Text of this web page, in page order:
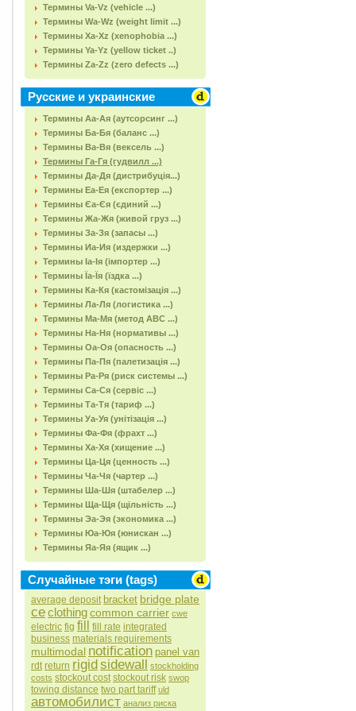
Термины Va-Vz (vehicle ...)
Термины Wa-Wz (weight limit ...)
Термины Xa-Xz (xenophobia ...)
Термины Ya-Yz (yellow ticket ..)
Термины Za-Zz (zero defects ...)
Русские и украинские
Термины Аа-Ая (аутсорсинг ...)
Термины Ба-Бя (баланс ...)
Термины Ва-Вя (вексель ...)
Термины Га-Гя (гудвилл ...)
Термины Да-Дя (дистрибуція...)
Термины Еа-Ея (експортер ...)
Термины Єа-Єя (єдиний ...)
Термины Жа-Жя (живой груз ...)
Термины За-Зя (запасы ...)
Термины Иа-Ия (издержки ...)
Термины Іа-Ія (імпортер ...)
Термины Їа-Їя (їздка ...)
Термины Ка-Кя (кастомізація ...)
Термины Ла-Ля (логистика ...)
Термины Ма-Мя (метод АВС ...)
Термины На-Ня (нормативы ...)
Термины Оа-Оя (опасность ...)
Термины Па-Пя (палетизація ...)
Термины Ра-Ря (риск системы ...)
Термины Са-Ся (сервіс ...)
Термины Та-Тя (тариф ...)
Термины Уа-Уя (унітізація ...)
Термины Фа-Фя (фрахт ...)
Термины Ха-Хя (хищение ...)
Термины Ца-Ця (ценность ...)
Термины Ча-Чя (чартер ...)
Термины Ша-Шя (штабелер ...)
Термины Ща-Щя (щільність ...)
Термины Эа-Эя (экономика ...)
Термины Юа-Юя (юнискан ...)
Термины Яа-Яя (ящик ...)
Случайные тэги (tags)
average deposit bracket bridge plate
ceclothingcommon carrier cwe
electric fig fill fill rate integrated
business materials requirements
multimodal notification panel van
rdt return rigidsidewall stockholding
costs stockout cost stockout risk swop
towing distance two part tariff uld
автомобилист анализ риска